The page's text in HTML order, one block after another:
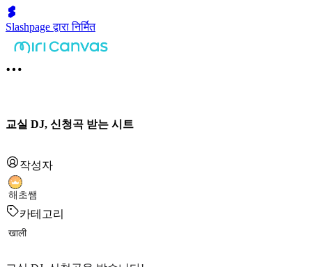
Slashpage द्वारा निर्मित
교실 DJ, 신청곡 받는 시트
작성자
해초쌤
카테고리
खाली